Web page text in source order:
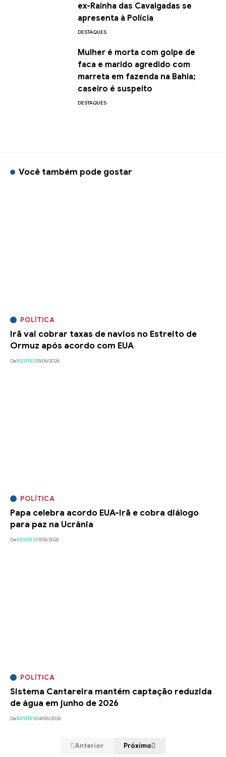
ex-Rainha das Cavalgadas se
apresenta à Polícia
DESTAQUES
Mulher é morta com golpe de
faca e marido agredido com
marreta em fazenda na Bahia;
caseiro é suspeito
DESTAQUES
Você também pode gostar
POLÍTICA
Irã vai cobrar taxas de navios no Estreito de
Ormuz após acordo com EUA
DeR2SITES15/06/2026
POLÍTICA
Papa celebra acordo EUA-Irã e cobra diálogo
para paz na Ucrânia
DeR2SITES17/06/2026
POLÍTICA
Sistema Cantareira mantém captação reduzida
de água em junho de 2026
DeR2SITES04/06/2026
Anterior Próximo